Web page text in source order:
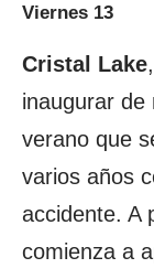
Viernes 13
Cristal Lake
inaugurar de
verano que
varios años
accidente. A
comienza a